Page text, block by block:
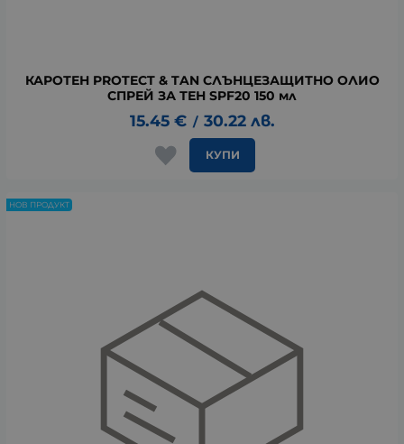
КАРОТЕН PROTECT & TAN СЛЪНЦЕЗАЩИТНО ОЛИО
СПРЕЙ ЗА ТЕН SPF20 150 мл
15.45 € / 30.22 лв.
КУПИ
НОВ ПРОДУКТ